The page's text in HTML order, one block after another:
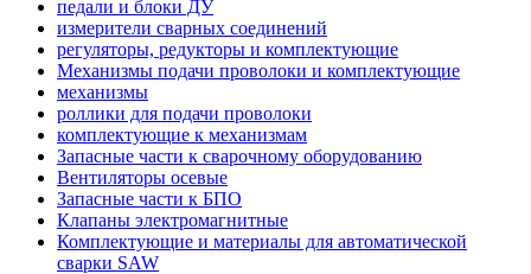
педали и блоки ДУ
измерители сварных соединений
регуляторы, редукторы и комплектующие
Механизмы подачи проволоки и комплектующие
механизмы
роллики для подачи проволоки
комплектующие к механизмам
Запасные части к сварочному оборудованию
Вентиляторы осевые
Запасные части к БПО
Клапаны электромагнитные
Комплектующие и материалы для автоматической
сварки SAW